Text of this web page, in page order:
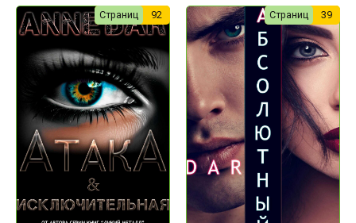
Страниц 92 Страниц 39